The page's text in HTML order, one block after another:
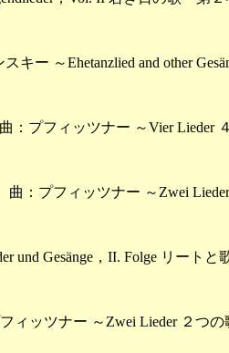
キー ～Ehetanzlied and other
：プフィッツナー ～Vier Lieder
曲：プフィッツナー ～Zwei
und Gesänge，II. Folge リート
ィッツナー ～Zwei Lieder ２つの